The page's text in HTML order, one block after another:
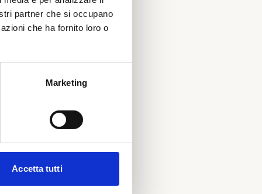
partner che si occupano
che ha fornito loro o
Marketing
Accetta tutti